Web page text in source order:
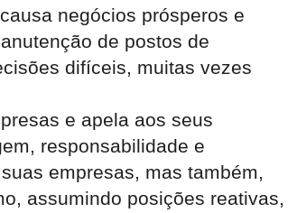
negócios prósperos e
de postos de
difíceis, muitas vezes
e apela aos seus
responsabilidade e
empresas, mas também,
assumindo posições reativas,